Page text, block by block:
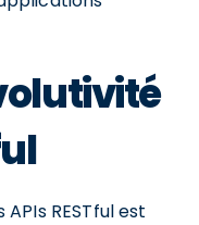
RESTful est